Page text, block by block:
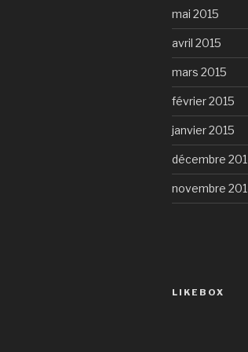
mai 2015
avril 2015
mars 2015
février 2015
janvier 2015
décembre
novembre
LIKEBOX